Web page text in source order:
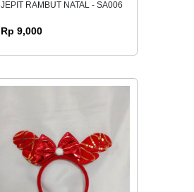
JEPIT RAMBUT NATAL - SA006
Rp 9,000